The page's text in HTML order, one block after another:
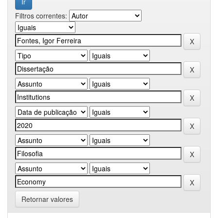
Filtros correntes:
Retornar valores